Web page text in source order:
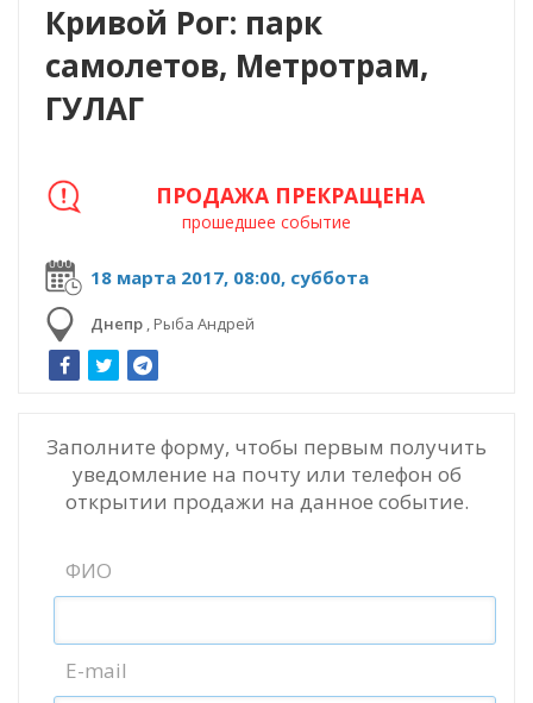
Кривой Рог: парк
самолетов, Метротрам,
ГУЛАГ
18 марта 2017, 08:00, суббота
Днепр , Рыба Андрей
ПРОДАЖА ПРЕКРАЩЕНА
прошедшее событие
Заполните форму, чтобы первым получить
уведомление на почту или телефон об
открытии продажи на данное событие.
ФИО
E-mail